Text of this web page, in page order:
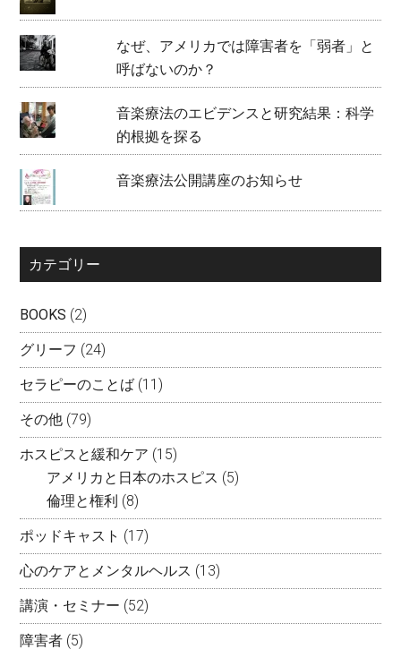
なぜ、アメリカでは障害者を「弱者」と
呼ばないのか？
音楽療法のエビデンスと研究結果：科学
的根拠を探る
音楽療法公開講座のお知らせ
カテゴリー
BOOKS (2)
グリーフ (24)
セラピーのことば (11)
その他 (79)
ホスピスと緩和ケア (15)
アメリカと日本のホスピス (5)
倫理と権利 (8)
ポッドキャスト (17)
心のケアとメンタルヘルス (13)
講演・セミナー (52)
障害者 (5)